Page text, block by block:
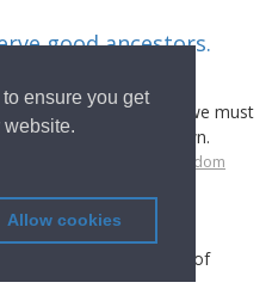
ensure you get
website.
Allow cookies
good ancestors.
are all here with us: we must
as much as our own.
#random
and inefficiency in times of